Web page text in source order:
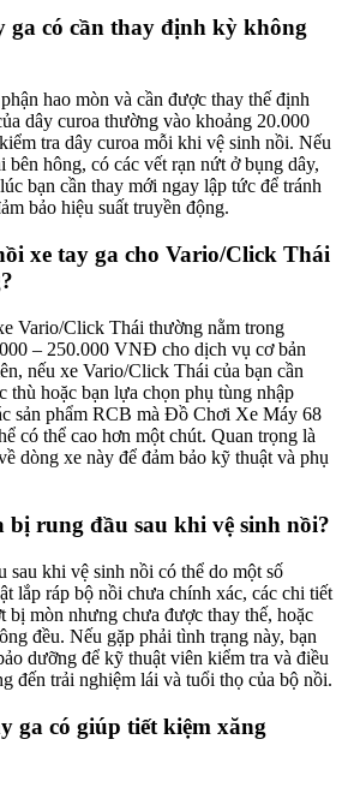
ga có cần thay định kỳ không
hao mòn và cần được thay thế định
dây curoa thường vào khoảng 20.000
tra dây curoa mỗi khi vệ sinh nồi. Nếu
bên hông, có các vết rạn nứt ở bụng dây,
bạn cần thay mới ngay lập tức để tránh
bảo hiệu suất truyền động.
xe tay ga cho Vario/Click Thái
Vario/Click Thái thường nằm trong
– 250.000 VNĐ cho dịch vụ cơ bản
nếu xe Vario/Click Thái của bạn cần
thù hoặc bạn lựa chọn phụ tùng nhập
sản phẩm RCB mà Đồ Chơi Xe Máy 68
có thể cao hơn một chút. Quan trọng là
dòng xe này để đảm bảo kỹ thuật và phụ
bị rung đầu sau khi vệ sinh nồi?
sau khi vệ sinh nồi có thể do một số
lắp ráp bộ nồi chưa chính xác, các chi tiết
bị mòn nhưng chưa được thay thế, hoặc
đều. Nếu gặp phải tình trạng này, bạn
dưỡng để kỹ thuật viên kiểm tra và điều
đến trải nghiệm lái và tuổi thọ của bộ nồi.
ga có giúp tiết kiệm xăng